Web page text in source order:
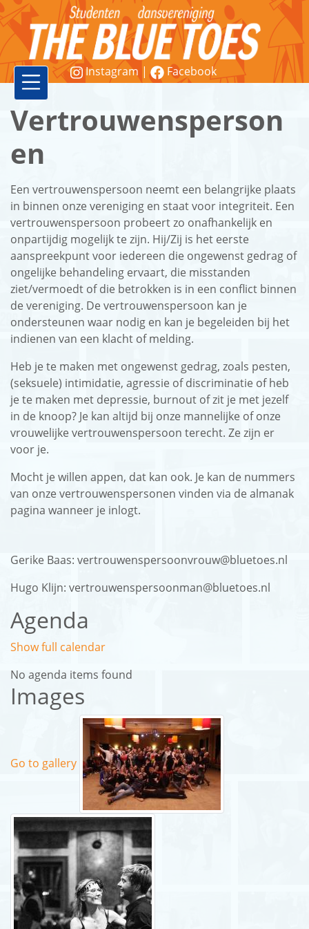
Instagram | Facebook
Vereniging
Lessen
Word
lid!
Workshops
&
demonstraties
Contact
Login
Vertrouwensperson
en
Een vertrouwenspersoon neemt een belangrijke plaats
in binnen onze vereniging en staat voor integriteit. Een
vertrouwenspersoon probeert zo onafhankelijk en
onpartijdig mogelijk te zijn. Hij/Zij is het eerste
aanspreekpunt voor iedereen die ongewenst gedrag of
ongelijke behandeling ervaart, die misstanden
ziet/vermoedt of die betrokken is in een conflict binnen
de vereniging. De vertrouwenspersoon kan je
ondersteunen waar nodig en kan je begeleiden bij het
indienen van een klacht of melding.
Heb je te maken met ongewenst gedrag, zoals pesten,
(seksuele) intimidatie, agressie of discriminatie of heb
je te maken met depressie, burnout of zit je met jezelf
in de knoop? Je kan altijd bij onze mannelijke of onze
vrouwelijke vertrouwenspersoon terecht. Ze zijn er
voor je.
Mocht je willen appen, dat kan ook. Je kan de nummers
van onze vertrouwenspersonen vinden via de almanak
pagina wanneer je inlogt.
Gerike Baas: vertrouwenspersoonvrouw@bluetoes.nl
Hugo Klijn: vertrouwenspersoonman@bluetoes.nl
Agenda
Show full calendar
No agenda items found
Images
Go to gallery